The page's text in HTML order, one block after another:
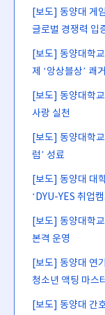
[보도] 동양대 게
글로벌 경쟁력 입
[보도] 동양대학
제 ‘앙상블상’ 쾌거
[보도] 동양대학
사랑 실천
[보도] 동양대학
럼’ 성료
[보도] 동양대 대
‘DYU-YES 취업
[보도] 동양대학
본격 운영
[보도] 동양대 연
청소년 액팅 마스
[보도] 동양대 간